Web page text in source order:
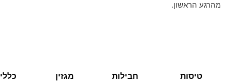
מהרגע הראשון.
טיסות
חבילות
מגזין
כללי